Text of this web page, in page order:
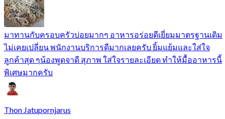
มาทานกับครอบครัวบ่อยมากๆ อาหารอร่อยดีเยี่ยมมาตรฐานเดิม
ไม่เคยเปลี่ยน พนักงานบริการดีมากเลยครับ ยิ้มแย้มและใส่ใจ
ลูกค้าสุด ๆน้องพูดจาดี สุภาพ ใส่ใจรายละเอียด ทำให้มื้ออาหารนี้
พิเศษมากครับ
Thon Jatupornjarus